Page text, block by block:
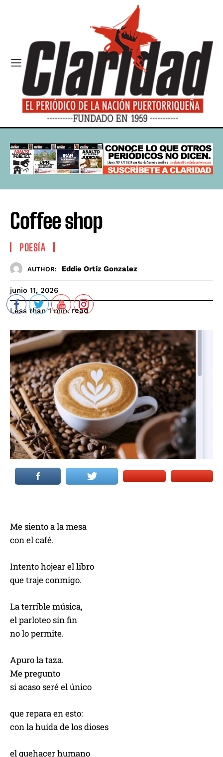
Coffee shop
POESÍA
AUTHOR: Eddie Ortiz Gonzalez
junio 11, 2026
Less than 1min. read
Me siento a la mesa
con el café.
Intento hojear el libro
que traje conmigo.
La terrible música,
el parloteo sin fin
no lo permite.
Apuro la taza.
Me pregunto
si acaso seré el único
que repara en esto:
con la huida de los dioses
el quehacer humano